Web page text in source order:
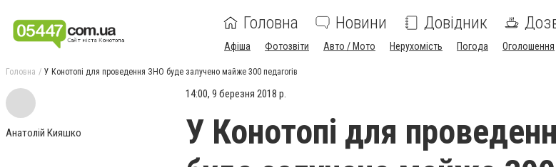
Головна Новини Довідник
Афіша Фотозвіти Авто / Мото Нерухомість Погода Оголошення
Головна У Конотопі для проведення ЗНО буде залучено майже 300 педагогів
Анатолій Кияшко
14:00, 9 березня 2018 р.
У Конотопі для